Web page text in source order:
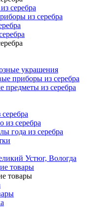
серебра
из серебра
украшения
приборы из серебра
предметы из серебра
из серебра
года из серебра
Устюг, Вологда
товары
товары